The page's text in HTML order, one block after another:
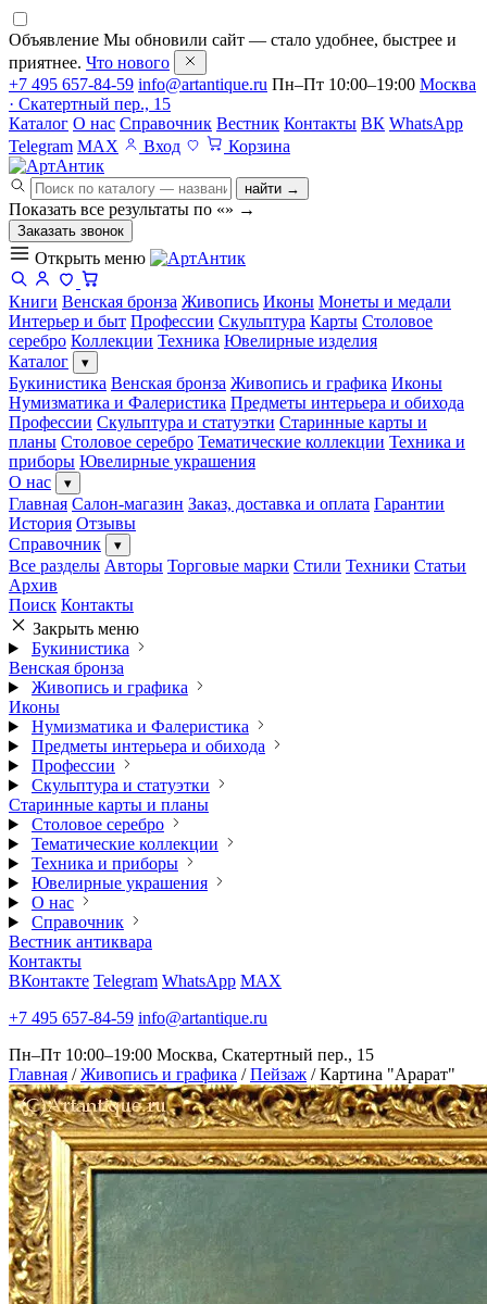
Объявление Мы обновили сайт — стало удобнее, быстрее и
приятнее. Что нового
+7 495 657-84-59 info@artantique.ru Пн–Пт 10:00–19:00 Москва
· Скатертный пер., 15
Каталог О нас Справочник Вестник Контакты ВК WhatsApp
Telegram MAX Вход Корзина
найти →
Показать все результаты по «» →
Заказать звонок
Открыть меню
Книги Венская бронза Живопись Иконы Монеты и медали
Интерьер и быт Профессии Скульптура Карты Столовое
серебро Коллекции Техника Ювелирные изделия
Каталог
▾
Букинистика Венская бронза Живопись и графика Иконы
Нумизматика и Фалеристика Предметы интерьера и обихода
Профессии Скульптура и статуэтки Старинные карты и
планы Столовое серебро Тематические коллекции Техника и
приборы Ювелирные украшения
О нас
▾
Главная Салон-магазин Заказ, доставка и оплата Гарантии
История Отзывы
Справочник
▾
Все разделы Авторы Торговые марки Стили Техники Статьи
Архив
Поиск Контакты
Закрыть меню
Букинистика
Венская бронза
Живопись и графика
Иконы
Нумизматика и Фалеристика
Предметы интерьера и обихода
Профессии
Скульптура и статуэтки
Старинные карты и планы
Столовое серебро
Тематические коллекции
Техника и приборы
Ювелирные украшения
О нас
Справочник
Вестник антиквара
Контакты
ВКонтакте Telegram WhatsApp MAX
+7 495 657-84-59 info@artantique.ru
Пн–Пт 10:00–19:00 Москва, Скатертный пер., 15
Главная / Живопись и графика / Пейзаж / Картина "Арарат"